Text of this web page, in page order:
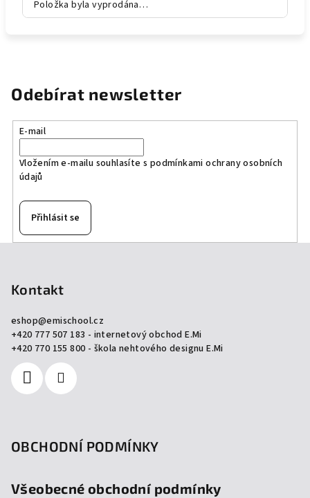
Položka byla vyprodána…
Odebírat newsletter
E-mail
Vložením e-mailu souhlasíte s podmínkami ochrany osobních
údajů
Přihlásit se
Kontakt
eshop@emischool.cz
+420 777 507 183 - internetový obchod E.Mi
+420 770 155 800 - škola nehtového designu E.Mi
OBCHODNÍ PODMÍNKY
Všeobecné obchodní podmínky